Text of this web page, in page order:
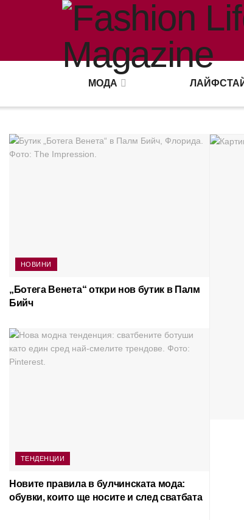
Fashion
МОДА
НОВИНИ
„Ботега Венета“ откри нов бутик в Палм
Бийч
ТЕНДЕНЦИИ
Новите правила в булчинската мода:
обувки, които ще носите и след сватбата